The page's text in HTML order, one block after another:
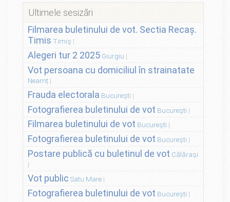
Ultimele sesizări
Filmarea buletinului de vot. Sectia Recaș.
Timis Timiș
Alegeri tur 2 2025 Giurgiu
Vot persoana cu domiciliul în strainatate
Neamț
Frauda electorala București
Fotografierea buletinului de vot București
Filmarea buletinului de vot București
Fotografierea buletinului de vot București
Postare publică cu buletinul de vot Călărași
Vot public Satu Mare
Fotografierea buletinului de vot București